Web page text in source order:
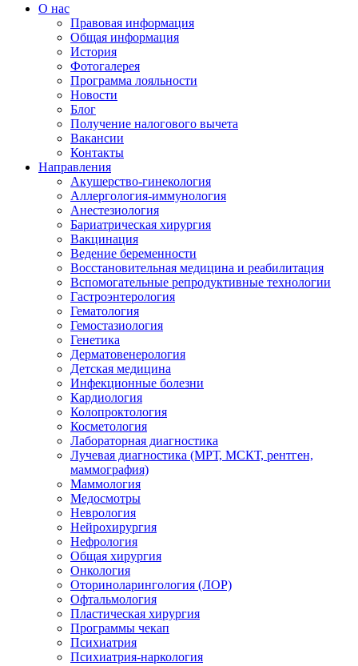
О нас
Правовая информация
Общая информация
История
Фотогалерея
Программа лояльности
Новости
Блог
Получение налогового вычета
Вакансии
Контакты
Направления
Акушерство-гинекология
Аллергология-иммунология
Анестезиология
Бариатрическая хирургия
Вакцинация
Ведение беременности
Восстановительная медицина и реабилитация
Вспомогательные репродуктивные технологии
Гастроэнтерология
Гематология
Гемостазиология
Генетика
Дерматовенерология
Детская медицина
Инфекционные болезни
Кардиология
Колопроктология
Косметология
Лабораторная диагностика
Лучевая диагностика (МРТ, МСКТ, рентген,
маммография)
Маммология
Медосмотры
Неврология
Нейрохирургия
Нефрология
Общая хирургия
Онкология
Оториноларингология (ЛОР)
Офтальмология
Пластическая хирургия
Программы чекап
Психиатрия
Психиатрия-наркология